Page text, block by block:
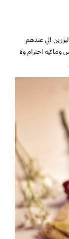
الي عندهم
احترام ولا